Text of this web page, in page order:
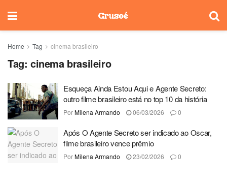
Home Tag cinema brasileiro
Tag: cinema brasileiro
Esqueça Ainda Estou Aqui e Agente Secreto:
outro filme brasileiro está no top 10 da história
PorMilena Armando 06/03/2026 0
Após O Agente Secreto ser indicado ao Oscar,
filme brasileiro vence prêmio
PorMilena Armando 23/02/2026 0